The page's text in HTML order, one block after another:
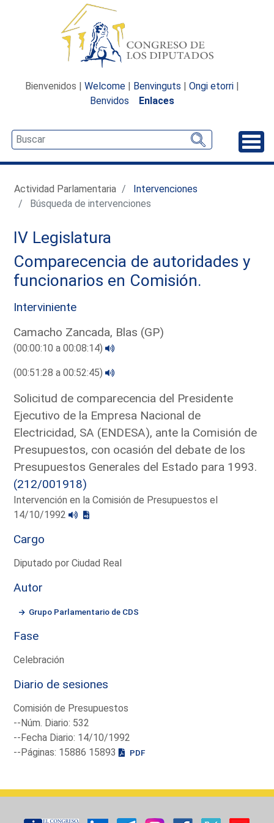
Bienvenidos | Welcome | Benvinguts | Ongi etorri |
Benvidos
Enlaces
Actividad Parlamentaria
Intervenciones
Búsqueda de intervenciones
IV Legislatura
Comparecencia de autoridades y
funcionarios en Comisión.
Interviniente
Camacho Zancada, Blas (GP)
(00:00:10 a 00:08:14)
(00:51:28 a 00:52:45)
Solicitud de comparecencia del Presidente
Ejecutivo de la Empresa Nacional de
Electricidad, SA (ENDESA), ante la Comisión de
Presupuestos, con ocasión del debate de los
Presupuestos Generales del Estado para 1993.
(212/001918)
Intervención en la Comisión de Presupuestos el
14/10/1992
Cargo
Diputado por Ciudad Real
Autor
Grupo Parlamentario de CDS
Fase
Celebración
Diario de sesiones
Comisión de Presupuestos
--Núm. Diario: 532
--Fecha Diario: 14/10/1992
--Páginas: 15886 15893
PDF